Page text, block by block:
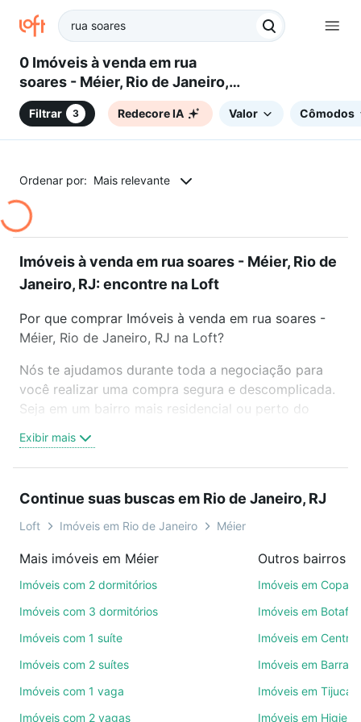
0 Imóveis à venda em rua
soares - Méier, Rio de Janeiro,
RJ
Filtrar 3 Redecore IA Valor Cômodos
Ordenar por: Mais relevante
Imóveis à venda em rua soares - Méier, Rio de
Janeiro, RJ: encontre na Loft
Por que comprar Imóveis à venda em rua soares -
Méier, Rio de Janeiro, RJ na Loft?
Nós te ajudamos durante toda a negociação para
você realizar uma compra segura e descomplicada.
Seja em um bairro mais residencial ou perto do
oferta ideal de Imóveis à venda em rua soares -
Méier, Rio de Janeiro, RJ para conquistar seu sonho.
é grátis, sem compromisso e você ainda conta com
mais de 46 mil corretores e imobiliárias te ajudando
Como escolher um imóvel?
Use barra de busca no topo para pesquisar por
também pode usar os filtros como quantidade de
quartos, suítes, com ou sem vaga de garagem para
combinar perfeitamente com o preço, metragem e
Exibir mais
Continue suas buscas em Rio de Janeiro, RJ
Loft Imóveis em Rio de Janeiro Méier
Mais imóveis em Méier
Imóveis com 2 dormitórios
Imóveis com 3 dormitórios
Imóveis com 1 suíte
Imóveis com 2 suítes
Imóveis com 1 vaga
Imóveis com 2 vagas
Imóveis em
Imóveis em
Imóveis em Centro
Imóveis em Barra
Imóveis em Tijuca
Imóveis em